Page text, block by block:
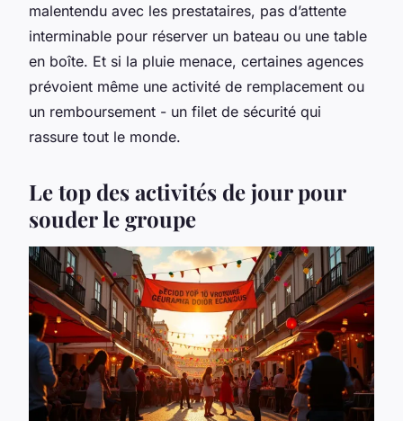
malentendu avec les prestataires, pas d’attente
interminable pour réserver un bateau ou une table
en boîte. Et si la pluie menace, certaines agences
prévoient même une activité de remplacement ou
un remboursement - un filet de sécurité qui
rassure tout le monde.
Le top des activités de jour pour
souder le groupe